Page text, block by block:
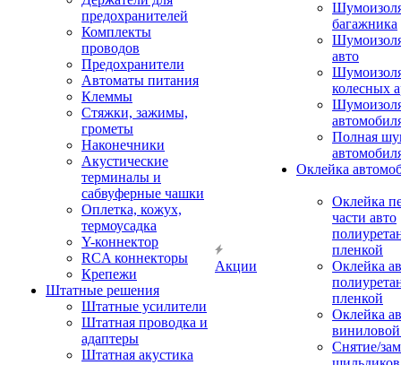
предохранителей
Комплекты
проводов
Предохранители
Автоматы питания
Клеммы
Стяжки, зажимы,
грометы
Наконечники
Акустические
терминалы и
сабвуферные чашки
Оплетка, кожух,
термоусадка
Y-коннектор
RCA коннекторы
Крепежи
Штатные решения
Штатные усилители
Штатная проводка и
адаптеры
Штатная акустика
Акции
багажника
авто
колесных
Полная
Оклейка
Оклейка
части авто
пленкой
Оклейка
пленкой
Оклейка
Снятие/